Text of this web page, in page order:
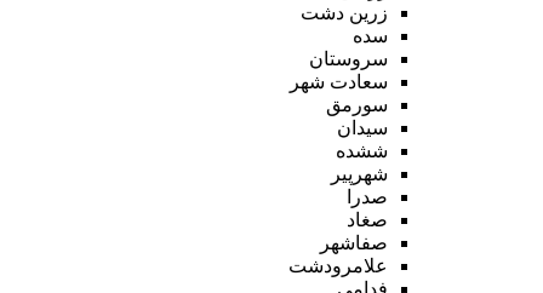
زرین دشت
سده
سروستان
سعادت شهر
سورمق
سیدان
ششده
شهرپیر
صدرا
صغاد
صفاشهر
علامرودشت
فدامی